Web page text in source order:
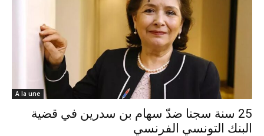
A la une
25 سنة سجنا ضدّ سهام بن سدرين في قضية
البنك التونسي الفرنسي